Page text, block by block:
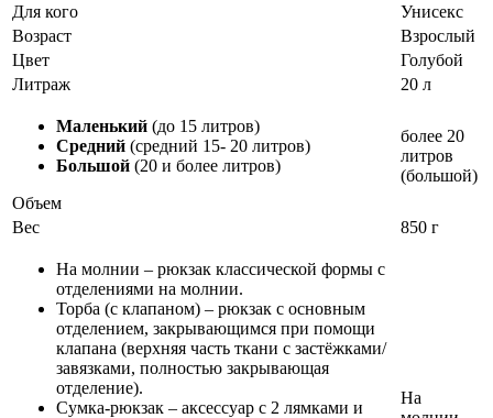
Для кого
Унисекс
Возраст
Взрослый
Цвет
Голубой
Литраж
20 л
Маленький (до 15 литров)
Средний (средний 15- 20 литров)
Большой (20 и более литров)
Объем
более 20
литров
(большой)
Вес 850 г
На молнии – рюкзак классической формы с
отделениями на молнии.
Торба (с клапаном) – рюкзак с основным
отделением, закрывающимся при помощи
клапана (верхняя часть ткани с застёжками/
завязками, полностью закрывающая
отделение).
Сумка-рюкзак – аксессуар с 2 лямками и
На